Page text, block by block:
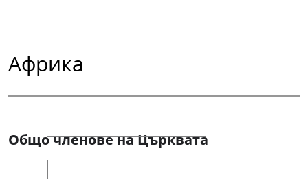
Африка
Общо членове на Църквата